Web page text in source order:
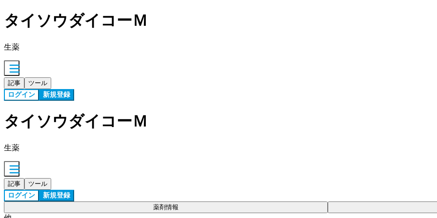
タイソウダイコーＭ
生薬
記事 ツール
ログイン 新規登録
タイソウダイコーＭ
生薬
記事 ツール
ログイン 新規登録
薬剤情報